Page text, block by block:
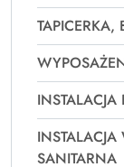
TAPICERKA,
INSTALACJA
SANITARNA